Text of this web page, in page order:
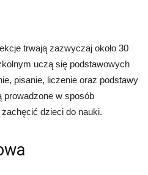
trwają zazwyczaj około 30
uczą się podstawowych
pisanie, liczenie oraz podstawy
prowadzone w sposób
dzieci do nauki.